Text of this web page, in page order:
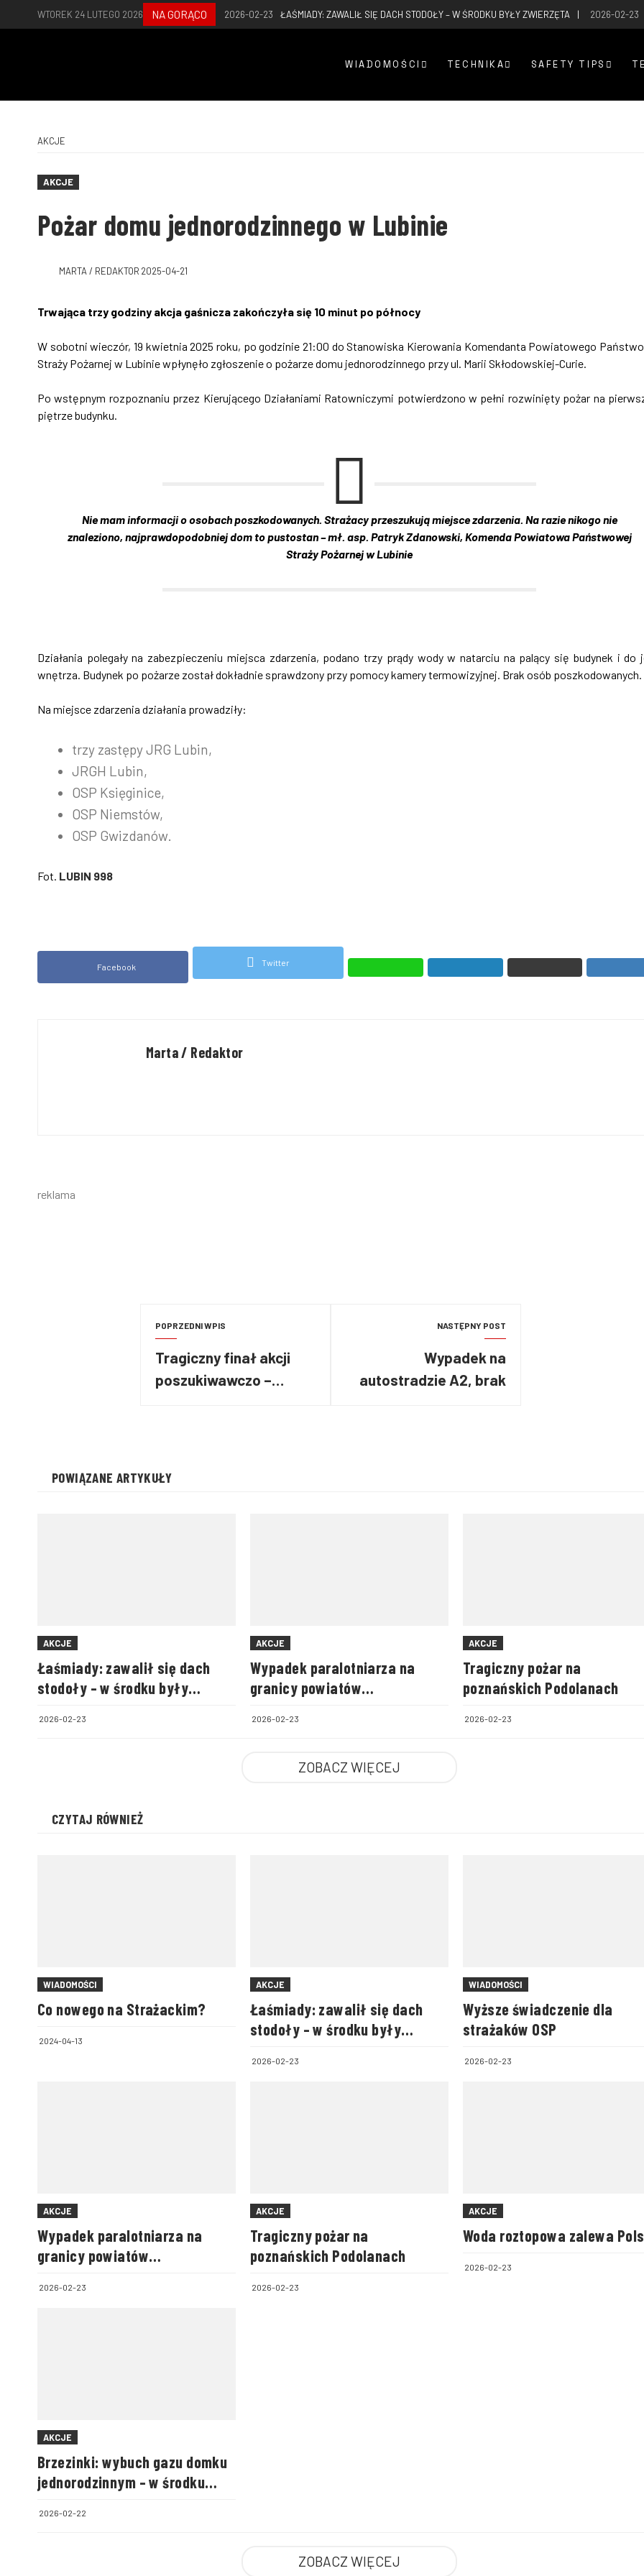
WTOREK 24 LUTEGO 2026 NA GORĄCO 2026-02-23 ŁAŚMIADY: ZAWALIŁ SIĘ DACH STODOŁY – W ŚRODKU BYŁY ZWIERZĘTA 2026-02-23
WIADOMOŚCI TECHNIKA SAFETY TIPS
AKCJE
AKCJE
Pożar domu jednorodzinnego w Lubinie
MARTA / REDAKTOR 2025-04-21
Trwająca trzy godziny akcja gaśnicza zakończyła się 10 minut po północy
W sobotni wieczór, 19 kwietnia 2025 roku, po godzinie 21:00 do Stanowiska Kierowania Komendanta Powiatowego
Straży Pożarnej w Lubinie wpłynęło zgłoszenie o pożarze domu jednorodzinnego przy ul. Marii Skłodowskiej-Curie.
Po wstępnym rozpoznaniu przez Kierującego Działaniami Ratowniczymi potwierdzono w pełni rozwinięty pożar na
piętrze budynku.
Nie mam informacji o osobach poszkodowanych. Strażacy przeszukują miejsce zdarzenia. Na razie nikogo nie
znaleziono, najprawdopodobniej dom to pustostan – mł. asp. Patryk Zdanowski, Komenda Powiatowa Państwowej
Straży Pożarnej w Lubinie
Działania polegały na zabezpieczeniu miejsca zdarzenia, podano trzy prądy wody w natarciu na palący się budynek i do
wnętrza. Budynek po pożarze został dokładnie sprawdzony przy pomocy kamery termowizyjnej. Brak osób poszkodowanych.
Na miejsce zdarzenia działania prowadziły:
trzy zastępy JRG Lubin,
JRGH Lubin,
OSP Księginice,
OSP Niemstów,
OSP Gwizdanów.
Fot. LUBIN 998
Facebook Twitter
Marta / Redaktor
reklama
POPRZEDNI WPIS
Tragiczny finał akcji
poszukiwawczo –
NASTĘPNY POST
Wypadek na
autostradzie A2, brak
POWIĄZANE ARTYKUŁY
AKCJE
Łaśmiady: zawalił się dach
stodoły – w środku były
2026-02-23
AKCJE
Wypadek paralotniarza na
granicy powiatów
2026-02-23
AKCJE
Tragiczny pożar na
poznańskich Podolanach
2026-02-23
ZOBACZ WIĘCEJ
CZYTAJ RÓWNIEŻ
WIADOMOŚCI
Co nowego na Strażackim?
2024-04-13
AKCJE
Łaśmiady: zawalił się dach
stodoły – w środku były
2026-02-23
WIADOMOŚCI
Wyższe świadczenie dla
strażaków OSP
2026-02-23
AKCJE
Wypadek paralotniarza na
granicy powiatów
2026-02-23
AKCJE
Tragiczny pożar na
poznańskich Podolanach
2026-02-23
AKCJE
Woda roztopowa zalewa
2026-02-23
AKCJE
Brzezinki: wybuch gazu domku
jednorodzinnym – w środku
2026-02-22
ZOBACZ WIĘCEJ